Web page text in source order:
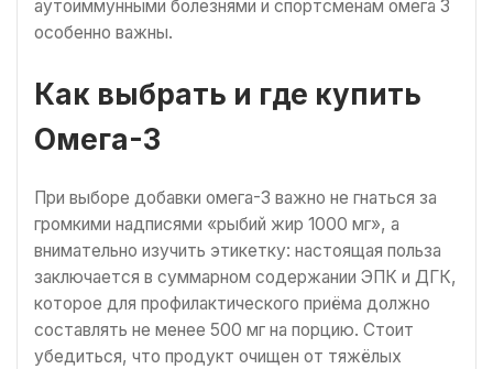
аутоиммунными болезнями и спортсменам омега 3
особенно важны.
Как выбрать и где купить
Омега-3
При выборе добавки омега-3 важно не гнаться за
громкими надписями «рыбий жир 1000 мг», а
внимательно изучить этикетку: настоящая польза
заключается в суммарном содержании ЭПК и ДГК,
которое для профилактического приёма должно
составлять не менее 500 мг на порцию. Стоит
убедиться, что продукт очищен от тяжёлых